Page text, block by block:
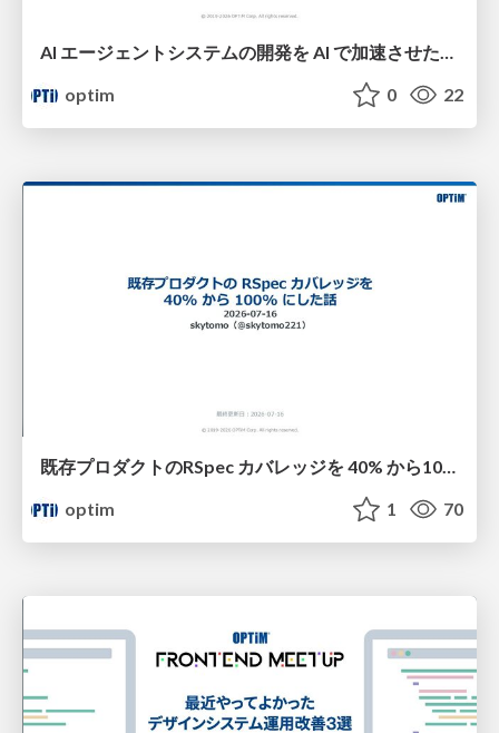
optim
0 22
既存プロダクトのRSpec カバレッジを 40% から100% にした話
optim
1 70